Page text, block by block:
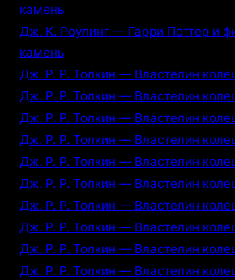
камень
Дж. К. Роулинг — Гарри Поттер и
камень
Дж. Р. Р. Толкин — Властелин
Дж. Р. Р. Толкин — Властелин
Дж. Р. Р. Толкин — Властелин
Дж. Р. Р. Толкин — Властелин
Дж. Р. Р. Толкин — Властелин
Дж. Р. Р. Толкин — Властелин
Дж. Р. Р. Толкин — Властелин
Дж. Р. Р. Толкин — Властелин
Дж. Р. Р. Толкин — Властелин
Дж. Р. Р. Толкин — Властелин